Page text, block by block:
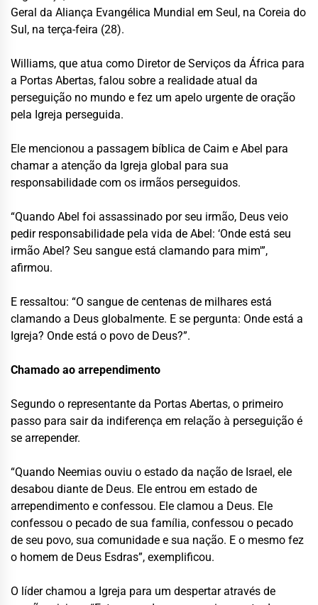
Geral da Aliança Evangélica Mundial em Seul, na Coreia do
Sul, na terça-feira (28).
Williams, que atua como Diretor de Serviços da África para
a Portas Abertas, falou sobre a realidade atual da
perseguição no mundo e fez um apelo urgente de oração
pela Igreja perseguida.
Ele mencionou a passagem bíblica de Caim e Abel para
chamar a atenção da Igreja global para sua
responsabilidade com os irmãos perseguidos.
“Quando Abel foi assassinado por seu irmão, Deus veio
pedir responsabilidade pela vida de Abel: ‘Onde está seu
irmão Abel? Seu sangue está clamando para mim'”,
afirmou.
E ressaltou: “O sangue de centenas de milhares está
clamando a Deus globalmente. E se pergunta: Onde está a
Igreja? Onde está o povo de Deus?”.
Chamado ao arrependimento
Segundo o representante da Portas Abertas, o primeiro
passo para sair da indiferença em relação à perseguição é
se arrepender.
“Quando Neemias ouviu o estado da nação de Israel, ele
desabou diante de Deus. Ele entrou em estado de
arrependimento e confessou. Ele clamou a Deus. Ele
confessou o pecado de sua família, confessou o pecado
de seu povo, sua comunidade e sua nação. E o mesmo fez
o homem de Deus Esdras”, exemplificou.
O líder chamou a Igreja para um despertar através de